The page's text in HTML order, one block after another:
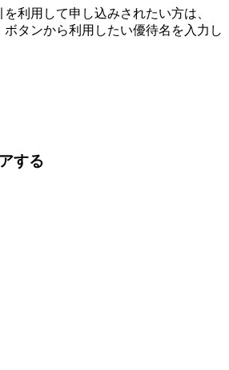
利用して申し込みされたい方は、
ボタンから利用したい優待名を入力し
する